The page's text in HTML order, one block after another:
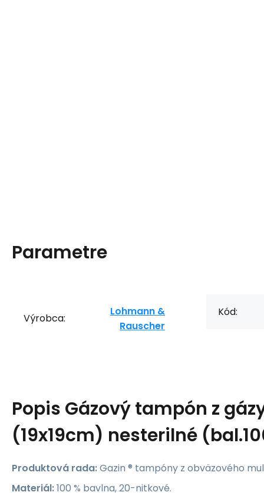
Parametre
Výrobca:
Lohmann &
Rauscher
Kód:
Popis Gázový tampón z
(19x19cm) nesterilné
Produktová rada:Gazin ® tampóny z obväzového
Materiál:100 % bavlna, 20-nitkové.